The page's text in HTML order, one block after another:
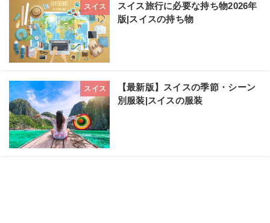
スイス
スイス旅行に必要な持ち物2026年
版|スイスの持ち物
スイス
【最新版】スイスの季節・シーン
別服装|スイスの服装